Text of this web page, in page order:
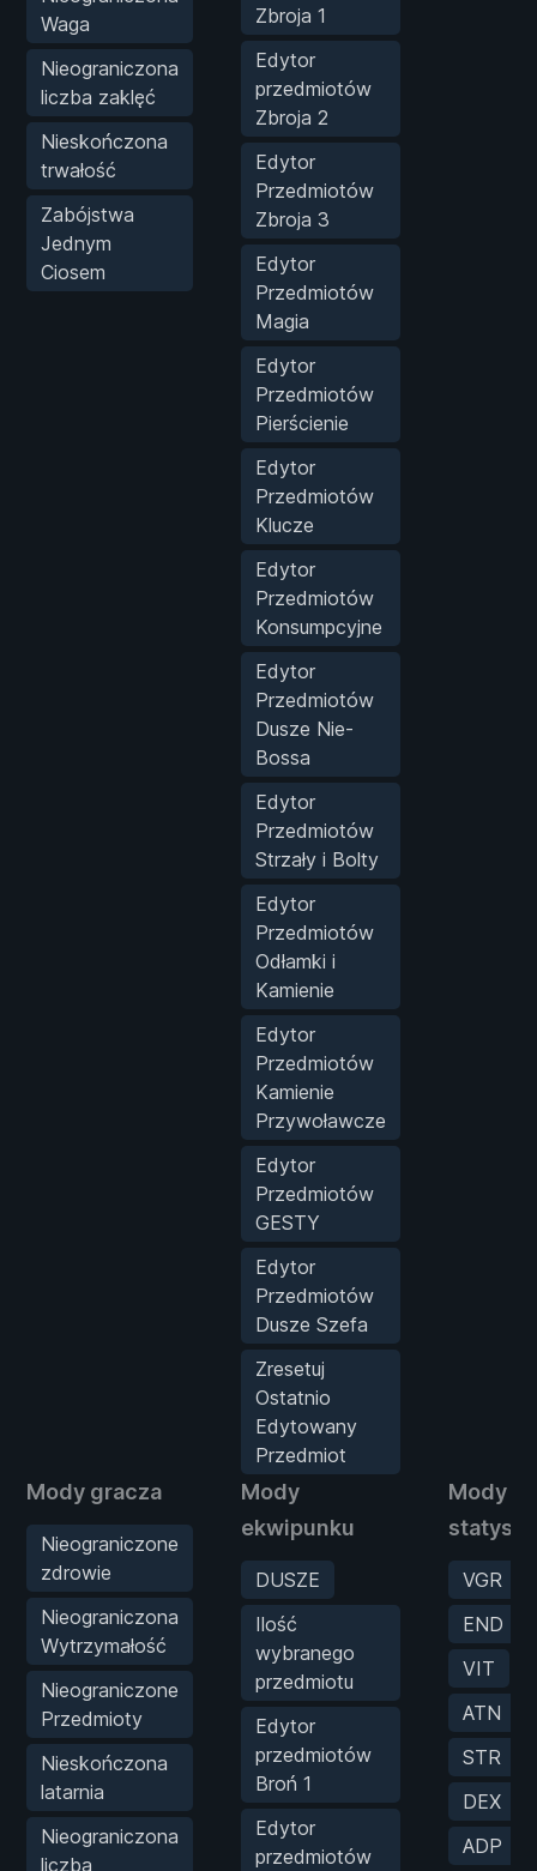
Waga
Nieograniczona
liczba zaklęć
Nieskończona
trwałość
Zabójstwa
Jednym
Ciosem
Zbroja 1
Edytor
przedmiotów
Zbroja 2
Edytor
Przedmiotów
Zbroja 3
Edytor
Przedmiotów
Magia
Edytor
Przedmiotów
Pierścienie
Edytor
Przedmiotów
Klucze
Edytor
Przedmiotów
Konsumpcyjne
Edytor
Przedmiotów
Dusze Nie-
Bossa
Edytor
Przedmiotów
Strzały i Bolty
Edytor
Przedmiotów
Odłamki i
Kamienie
Edytor
Przedmiotów
Kamienie
Przywoławcze
Edytor
Przedmiotów
GESTY
Edytor
Przedmiotów
Dusze Szefa
Zresetuj
Ostatnio
Edytowany
Przedmiot
Mody gracza
Nieograniczone
zdrowie
Nieograniczona
Wytrzymałość
Nieograniczone
Przedmioty
Nieskończona
latarnia
Nieograniczona
liczba
Mody
ekwipunku
DUSZE
Ilość
wybranego
przedmiotu
Edytor
przedmiotów
Broń 1
Edytor
przedmiotów
Mody
VGR
END
VIT
ATN
STR
DEX
ADP